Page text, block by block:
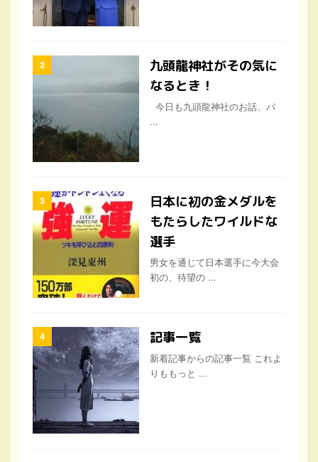
九頭龍神社がその気に
なるとき！
今日も九頭龍神社のお話、パ
...
日本に初の金メダルを
もたらしたワイルドな
選手
男女を通じて日本選手に今大会
初の、待望の ...
記事一覧
新着記事からの記事一覧 これよ
りももっと ...